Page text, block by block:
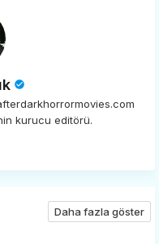
kurucu editörü.
Daha fazla göster